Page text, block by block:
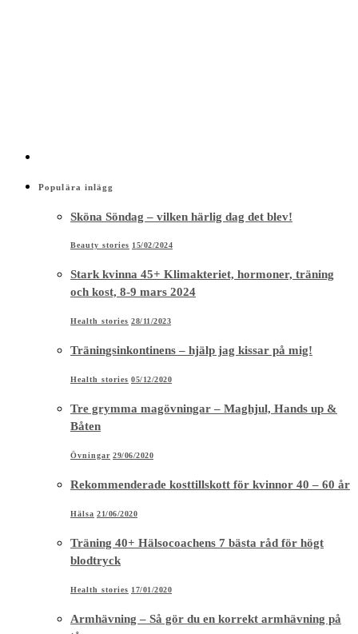
Populära inlägg
Sköna Söndag – vilken härlig dag det blev!
Beauty stories 15/02/2024
Stark kvinna 45+ Klimakteriet, hormoner, träning
och kost, 8-9 mars 2024
Health stories 28/11/2023
Träningsinkontinens – hjälp jag kissar på mig!
Health stories 05/12/2020
Tre grymma magövningar – Maghjul, Hands up &
Båten
Övningar 29/06/2020
Rekommenderade kosttillskott för kvinnor 40 – 60 år
Hälsa 21/06/2020
Träning 40+ Hälsocoachens 7 bästa råd för högt
blodtryck
Health stories 17/01/2020
Armhävning – Så gör du en korrekt armhävning på